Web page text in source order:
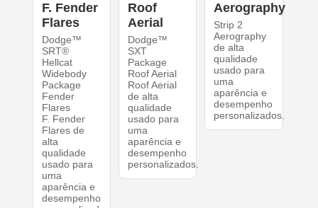
F. Fender
Flares
Dodge™
SRT®
Hellcat
Widebody
Package
Fender
Flares
F. Fender
Flares de
alta
qualidade
usado para
uma
aparência e
desempenho
Roof
Aerial
Dodge™
SXT
Package
Roof Aerial
Roof Aerial
de alta
qualidade
usado para
uma
aparência e
desempenho
personalizados.
Aerography
Strip 2
Aerography
de alta
qualidade
usado para
uma
aparência e
desempenho
personalizados.